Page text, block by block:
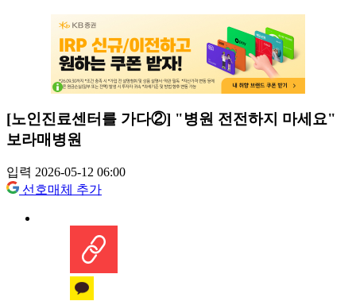
[노인진료센터를 가다②] "병원 전전하지 마세요"
보라매병원
입력 2026-05-12 06:00
선호매체 추가